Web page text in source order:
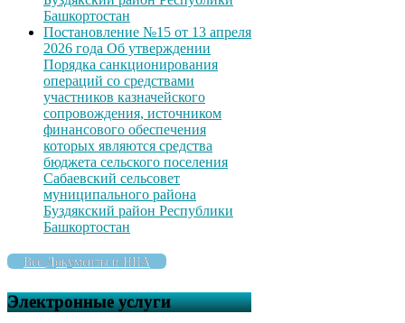
Башкортостан
Постановление №15 от 13 апреля
2026 года Об утверждении
Порядка санкционирования
операций со средствами
участников казначейского
сопровождения, источником
финансового обеспечения
которых являются средства
бюджета сельского поселения
Сабаевский сельсовет
муниципального района
Буздякский район Республики
Башкортостан
Все Документы и НПА
Электронные услуги